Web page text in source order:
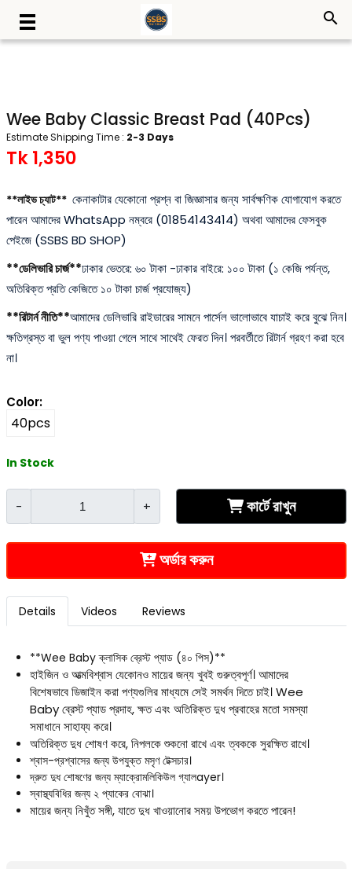
search
Wee Baby Classic Breast Pad (40Pcs)
Estimate Shipping Time : 2-3 Days
Tk 1,350
**লাইভ চ্যাট** কেনাকাটার যেকোনো প্রশ্ন বা জিজ্ঞাসার জন্য সার্বক্ষণিক যোগাযোগ করতে
পারেন আমাদের WhatsApp নম্বরে (01854143414) অথবা আমাদের ফেসবুক
পেইজে (SSBS BD SHOP)
**ডেলিভারি চার্জ**ঢাকার ভেতরে: ৬০ টাকা -ঢাকার বাইরে: ১০০ টাকা (১ কেজি পর্যন্ত,
অতিরিক্ত প্রতি কেজিতে ১০ টাকা চার্জ প্রযোজ্য)
**রিটার্ন নীতি**আমাদের ডেলিভারি রাইডারের সামনে পার্সেল ভালোভাবে যাচাই করে বুঝে নিন।
ক্ষতিগ্রস্ত বা ভুল পণ্য পাওয়া গেলে সাথে সাথেই ফেরত দিন। পরবর্তীতে রিটার্ন গ্রহণ করা হবে
না।
Color:
40pcs
In Stock
- + কার্টে রাখুন
অর্ডার করুন
Details Videos Reviews
**Wee Baby ক্লাসিক ব্রেস্ট প্যাড (৪০ পিস)**
হাইজিন ও আত্মবিশ্বাস যেকোনও মায়ের জন্য খুবই গুরুত্বপূর্ণ। আমাদের
বিশেষভাবে ডিজাইন করা পণ্যগুলির মাধ্যমে সেই সমর্থন দিতে চাই। Wee
Baby ব্রেস্ট প্যাড প্রদাহ, ক্ষত এবং অতিরিক্ত দুধ প্রবাহের মতো সমস্যা
সমাধানে সাহায্য করে।
অতিরিক্ত দুধ শোষণ করে, নিপলকে শুকনো রাখে এবং ত্বককে সুরক্ষিত রাখে।
শ্বাস-প্রশ্বাসের জন্য উপযুক্ত মসৃণ টেক্সচার।
দ্রুত দুধ শোষণের জন্য ম্যাক্রোমলিকিউল গ্যালayer।
স্বাস্থ্যবিধির জন্য ২ প্যাকের বোঝা।
মায়ের জন্য নিখুঁত সঙ্গী, যাতে দুধ খাওয়ানোর সময় উপভোগ করতে পারেন!